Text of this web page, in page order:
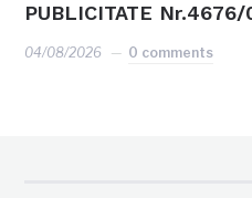
PUBLICITATE
04/08/2026 0 comments